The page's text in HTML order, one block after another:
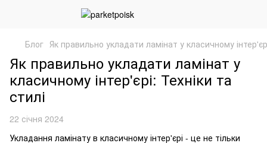
Блог Як правильно укладати ламінат у класичному
Як правильно укладати ламінат у
класичному інтер'єрі: Техніки та
стилі
22 січня 2024
Укладання ламінату в класичному інтер'єрі - це не тільки